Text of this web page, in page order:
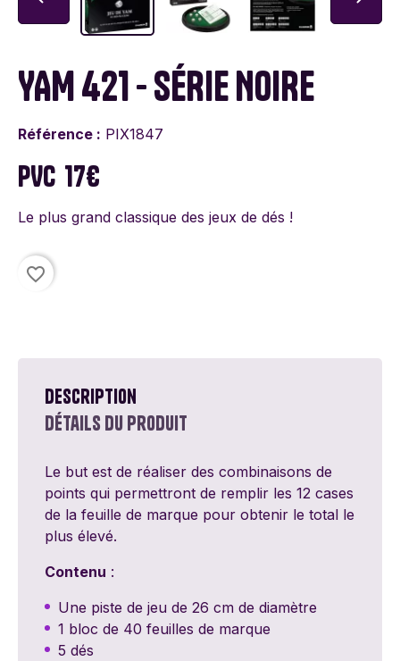
YAM 421 - SÉRIE NOIRE
Référence : PIX1847
PVC 17€
Le plus grand classique des jeux de dés !
favorite_border
Description
Détails du produit
Le but est de réaliser des combinaisons de
points qui permettront de remplir les 12 cases
de la feuille de marque pour obtenir le total le
plus élevé.
Contenu :
Une piste de jeu de 26 cm de diamètre
1 bloc de 40 feuilles de marque
5 dés